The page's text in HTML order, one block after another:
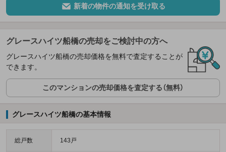
新着の物件の通知を受け取る
グレースハイツ船橋の売却をご検討中の方へ
グレースハイツ船橋の売却価格を無料で査定することが
できます。
このマンションの売却価格を査定する（無料）
グレースハイツ船橋の基本情報
総戸数 143戸